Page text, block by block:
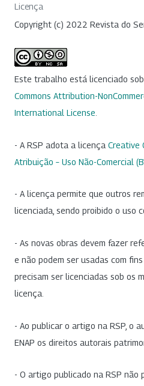
Licença
Copyright (c) 2022 Revista do
Este trabalho está licenciado
Commons Attribution-
International License
- A RSP adota a licença Creative
Atribuição – Uso Não-Comercial
- A licença permite que outros
licenciada, sendo proibido o uso
- As novas obras devem fazer
e não podem ser usadas com
precisam ser licenciadas sob os
licença.
- Ao publicar o artigo na RSP, o
ENAP os direitos autorais
- O artigo publicado na RSP não